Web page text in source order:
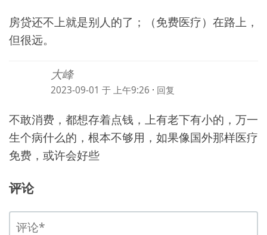
房贷还不上就是别人的了；（免费医疗）在路上，
但很远。
大峰
2023-09-01 于 上午9:26 · 回复
不敢消费，都想存着点钱，上有老下有小的，万一
生个病什么的，根本不够用，如果像国外那样医疗
免费，或许会好些
评论